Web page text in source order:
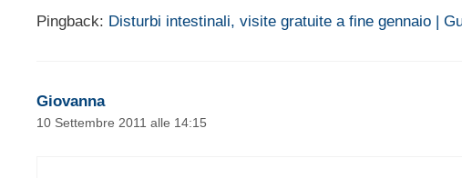
Pingback: Disturbi intestinali, visite gratuite a fine gennaio |
Giovanna
10 Settembre 2011 alle 14:15